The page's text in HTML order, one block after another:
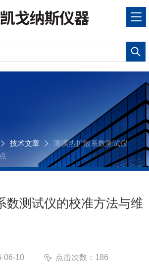
技术文章
薄膜热扩散系数测试仪
数测试仪的校准方法与维
06-10 点击次数：186